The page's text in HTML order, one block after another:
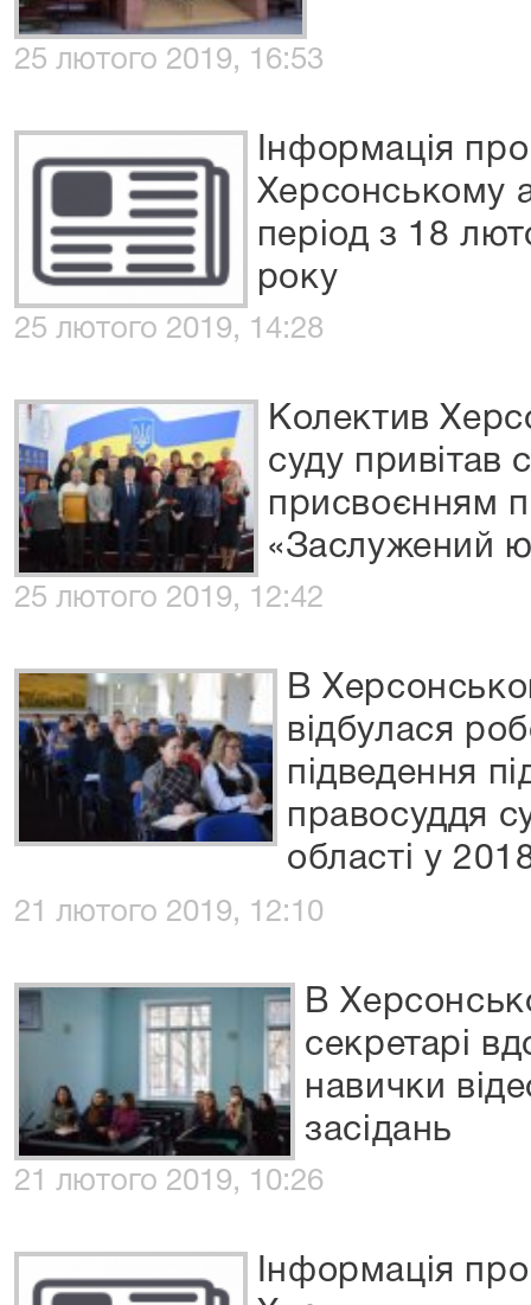
25 лютого 2019, 16:53
Інформація
Херсонському
період з 18
року
25 лютого 2019, 14:28
Колектив
суду привітав
присвоєнням
«Заслужений
25 лютого 2019, 12:42
В
відбулася
підведення
правосуддя
області у
21 лютого 2019, 12:10
В
секретарі
навички
засідань
21 лютого 2019, 10:26
Інформація